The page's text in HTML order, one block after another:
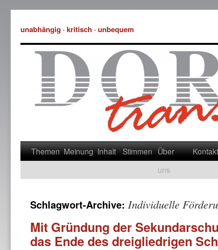
unabhängig · kritisch · unbequem
Themen Meinung Inhalt Stimmen Über
uns
Kontakt
Schlagwort-Archive: Individuelle
Mit Gründung der
das Ende des dreigliedrigen